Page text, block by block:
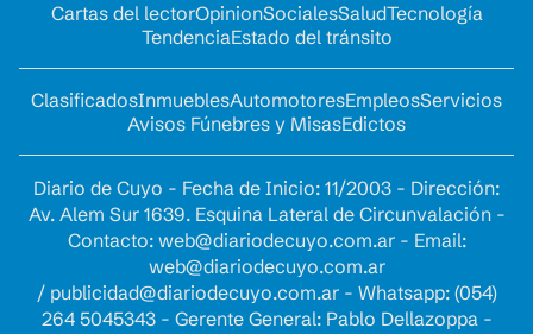
Cartas del lectorOpinionSocialesSaludTecnología
TendenciaEstado del tránsito
ClasificadosInmueblesAutomotoresEmpleosServicios
Avisos Fúnebres y MisasEdictos
Diario de Cuyo - Fecha de Inicio: 11/2003 - Dirección:
Av. Alem Sur 1639. Esquina Lateral de Circunvalación -
Contacto: web@diariodecuyo.com.ar- Email:
web@diariodecuyo.com.ar
/ publicidad@diariodecuyo.com.ar- Whatsapp: (054)
264 5045343 - Gerente General: Pablo Dellazoppa -